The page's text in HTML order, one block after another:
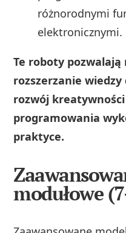
różnorodnymi
elektronicznymi.
Te roboty
rozszerzanie
rozwój
programowania
praktyce.
modułowe